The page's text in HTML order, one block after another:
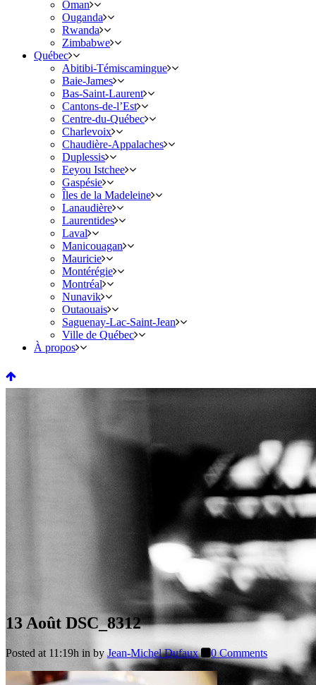
Oman
Ouganda
Rwanda
Zimbabwe
Québec
Abitibi-Témiscamingue
Baie-James
Bas-Saint-Laurent
Cantons-de-l’Est
Centre-du-Québec
Charlevoix
Chaudière-Appalaches
Duplessis
Eeyou Istchee
Gaspésie
Îles de la Madeleine
Lanaudière
Laurentides
Laval
Manicouagan
Mauricie
Montérégie
Montréal
Nunavik
Outaouais
Saguenay-Lac-Saint-Jean
Ville de Québec
À propos
13 Août DSC_8312
Posted at 11:19h in by Jean-Michel Dufaux 0 Comments